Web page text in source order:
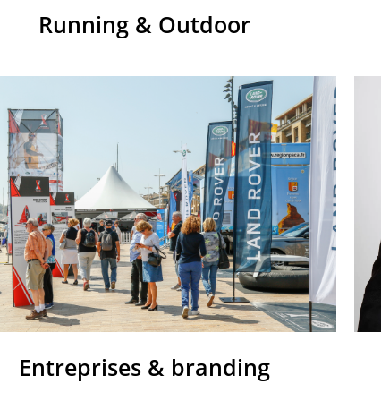
Running & Outdoor
Entreprises & branding